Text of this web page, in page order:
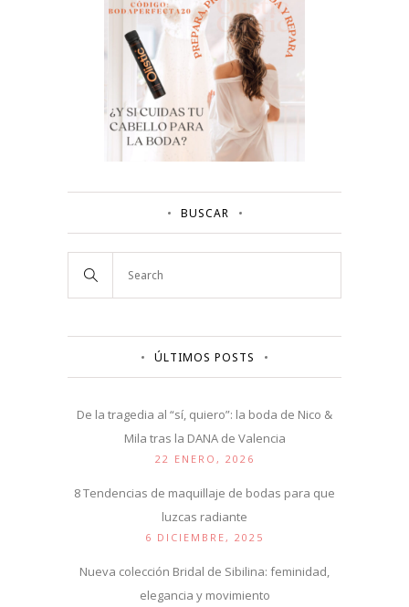
BUSCAR
ÚLTIMOS POSTS
De la tragedia al “sí, quiero”: la boda de Nico &
Mila tras la DANA de Valencia
22 ENERO, 2026
8 Tendencias de maquillaje de bodas para que
luzcas radiante
6 DICIEMBRE, 2025
Nueva colección Bridal de Sibilina: feminidad,
elegancia y movimiento